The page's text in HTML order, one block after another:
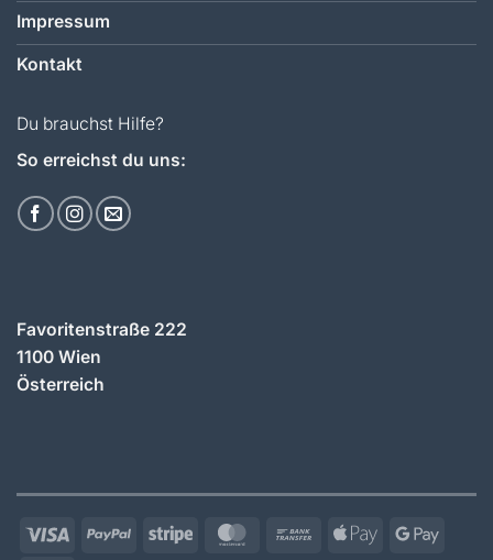
Impressum
Kontakt
Du brauchst Hilfe?
So erreichst du uns:
Favoritenstraße 222
1100 Wien
Österreich
Visa PayPal Stripe MasterCard
Bank
Apple